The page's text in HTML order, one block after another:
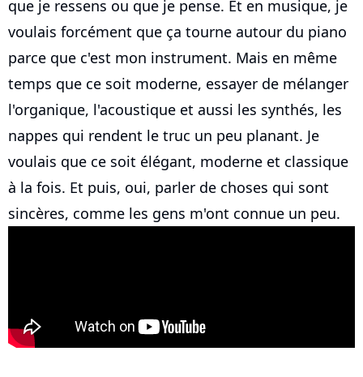
que je ressens ou que je pense. Et en musique, je
voulais forcément que ça tourne autour du piano
parce que c'est mon instrument. Mais en même
temps que ce soit moderne, essayer de mélanger
l'organique, l'acoustique et aussi les synthés, les
nappes qui rendent le truc un peu planant. Je
voulais que ce soit élégant, moderne et classique
à la fois. Et puis, oui, parler de choses qui sont
sincères, comme les gens m'ont connue un peu.